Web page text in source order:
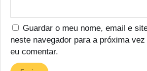
Guardar o meu nome, email e
neste navegador para a próxima vez
eu comentar.